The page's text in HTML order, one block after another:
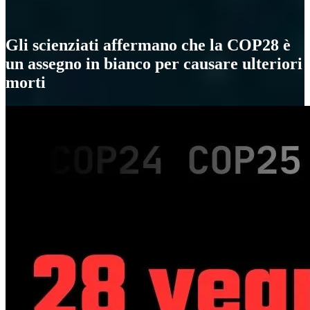
Gli scienziati affermano che la COP28 è
un assegno in bianco per causare ulteriori
morti